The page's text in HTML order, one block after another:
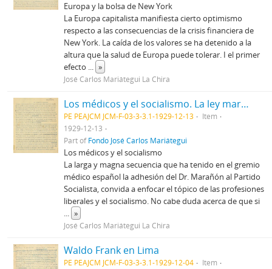
Europa y la bolsa de New York
La Europa capitalista manifiesta cierto optimismo
respecto a las consecuencias de la crisis financiera de
New York. La caída de los valores se ha detenido a la
altura que la salud de Europa puede tolerar. I el primer
efecto ... »
José Carlos Mariátegui La Chira
Los médicos y el socialismo. La ley marcial en Haití
PE PEAJCM JCM-F-03-3-3.1-1929-12-13
Item
1929-12-13
Part ofFondo José Carlos Mariátegui
Los médicos y el socialismo
La larga y magna secuencia que ha tenido en el gremio
médico español la adhesión del Dr. Marañón al Partido
Socialista, convida a enfocar el tópico de las profesiones
liberales y el socialismo. No cabe duda acerca de que si
... »
José Carlos Mariátegui La Chira
Waldo Frank en Lima
PE PEAJCM JCM-F-03-3-3.1-1929-12-04
Item